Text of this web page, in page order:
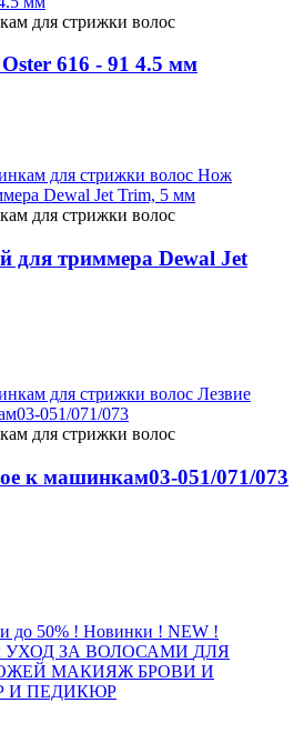
для стрижки волос
616 - 91 4.5 мм
для стрижки волос
для триммера Dewal Jet
для стрижки волос
к машинкам03-051/071/073
до 50% ! Новинки ! NEW !
УХОД ЗА ВОЛОСАМИ ДЛЯ
МАКИЯЖ БРОВИ И
И ПЕДИКЮР